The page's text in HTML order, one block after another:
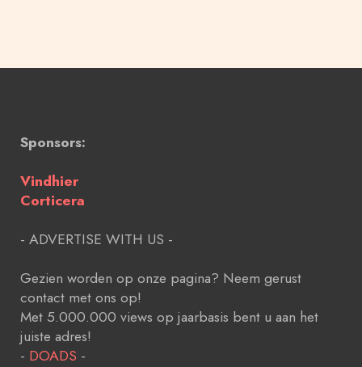
Sponsors:
Vindhier
Corticera
- ADVERTISE WITH US -
Gezien worden op onze pagina? Neem gerust
contact met ons op!
Met 5.000.000 views op jaarbasis bent u aan het
juiste adres!
- DOADS -